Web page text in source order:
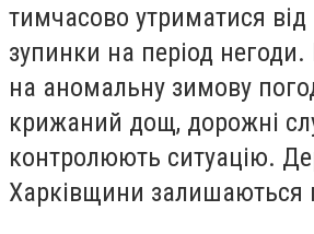
тимчасово утриматися від
зупинки на період
на аномальну зимову
крижаний дощ, дорожні
контролюють ситуацію.
Харківщини залишаються